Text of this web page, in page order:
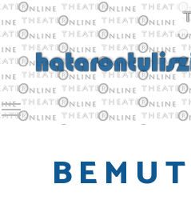
Toggle main menu visibility